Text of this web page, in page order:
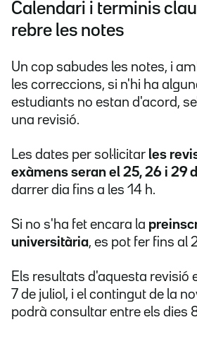
Calendari i terminis
rebre les notes
Un cop sabudes les notes, i
les correccions, si n'hi ha
estudiants no estan d'acord,
una revisió.
Les dates per sol·licitar les
exàmens seran el 25, 26 i 29
darrer dia fins a les 14 h.
Si no s'ha fet encara la
universitària, es pot fer fins al
Els resultats d'aquesta revisió
7 de juliol, i el contingut de la
podrà consultar entre els dies